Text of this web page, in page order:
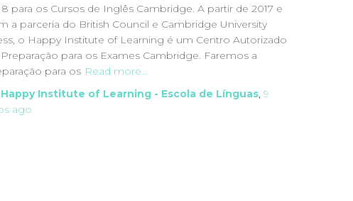
para os Cursos de Inglês Cambridge. A partir de 2017 e
a parceria do British Council e Cambridge University
o Happy Institute of Learning é um Centro Autorizado
para os Exames Cambridge. Faremos a
para os Read more…
Happy Institute of Learning - Escola de Línguas, 9
ago